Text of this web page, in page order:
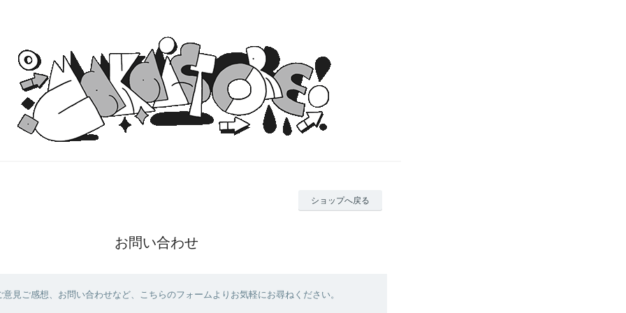
ショップへ戻る
お問い合わせ
見ご感想、お問い合わせなど、こちらのフォームよりお気軽にお尋ねください。